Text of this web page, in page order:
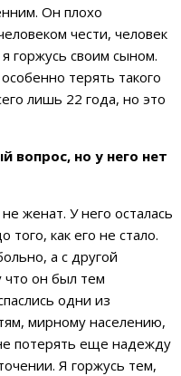
Он плохо
чести, человек
горжусь своим сыном.
терять такого
лишь 22 года, но это
вопрос, но у него нет
женат. У него осталась
того, как его не стало.
а с другой
он был тем
одни из
мирному населению,
потерять еще надежду
Я горжусь тем,